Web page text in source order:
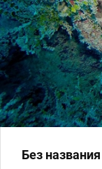
Без названия